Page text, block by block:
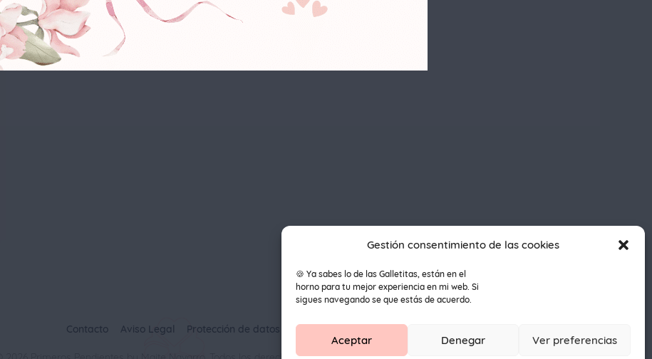
Gestión consentimiento de las cookies
🍪 Ya sabes lo de las Galletitas, están en el
horno para tu mejor experiencia en mi web. Si
sigues navegando se que estás de acuerdo.
Aceptar Denegar Ver preferencias
Contacto Aviso Legal Protección de datos